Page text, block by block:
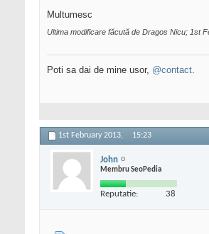
Multumesc
Ultima modificare făcută de Dragos Nicu; 1st
Poti sa dai de mine usor, @contact.
1st February 2013, 15:23
John
Membru SeoPedia
Reputatie: 38